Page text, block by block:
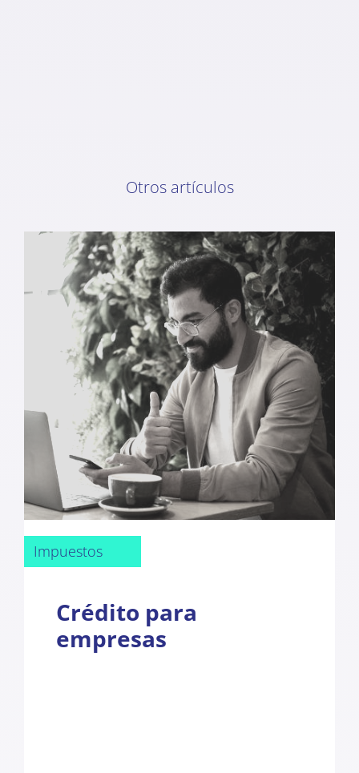
Otros artículos
Impuestos
Crédito para
empresas